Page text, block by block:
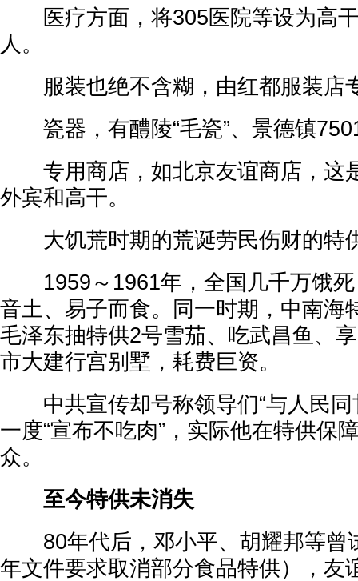
医疗方面，将305医院等设为高干
人。
服装也绝不含糊，由红都服装店
瓷器，有醴陵“毛瓷”、景德镇
专用商店，如北京友谊商店，这
外宾和高干。
大饥荒时期的荒诞劳民伤财的特
1959～1961年，全国几千万饿死
音土、易子而食。同一时期，中南海
毛泽东抽特供2号雪茄、吃武昌鱼、
市大建行宫别墅，耗费巨资。
中共宣传却号称领导们“与人民同
一度“宣布不吃肉”，实际他在特供保
众。
至今特供未消失
80年代后，邓小平、胡耀邦等曾
年文件要求取消部分食品特供），友